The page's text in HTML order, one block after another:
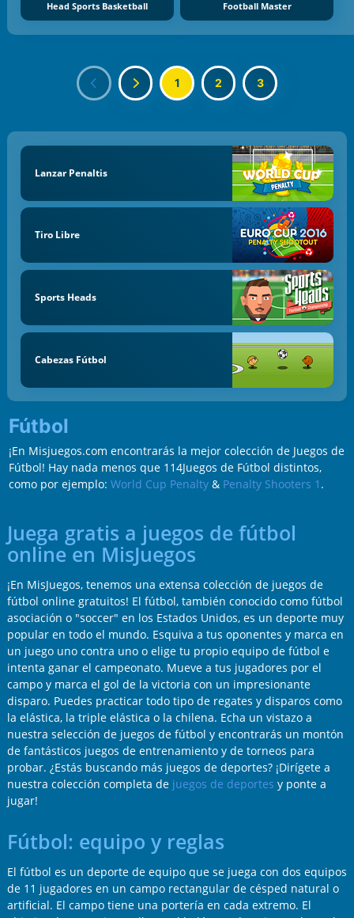
Head Sports Basketball Football Master
1 2 3
Lanzar Penaltis
Tiro Libre
Sports Heads
Cabezas Fútbol
Fútbol
¡En Misjuegos.com encontrarás la mejor colección de Juegos de
Fútbol! Hay nada menos que 114Juegos de Fútbol distintos,
como por ejemplo: World Cup Penalty& Penalty Shooters 1 .
Juega gratis a juegos de fútbol
online en MisJuegos
¡En MisJuegos, tenemos una extensa colección de juegos de
fútbol online gratuitos! El fútbol, también conocido como fútbol
asociación o "soccer" en los Estados Unidos, es un deporte muy
popular en todo el mundo. Esquiva a tus oponentes y marca en
un juego uno contra uno o elige tu propio equipo de fútbol e
intenta ganar el campeonato. Mueve a tus jugadores por el
campo y marca el gol de la victoria con un impresionante
disparo. Puedes practicar todo tipo de regates y disparos como
la elástica, la triple elástica o la chilena. Echa un vistazo a
nuestra selección de juegos de fútbol y encontrarás un montón
de fantásticos juegos de entrenamiento y de torneos para
probar. ¿Estás buscando más juegos de deportes? ¡Dirígete a
nuestra colección completa de juegos de deportes y ponte a
jugar!
Fútbol: equipo y reglas
El fútbol es un deporte de equipo que se juega con dos equipos
de 11 jugadores en un campo rectangular de césped natural o
artificial. El campo tiene una portería en cada extremo. El